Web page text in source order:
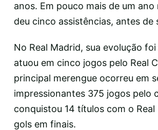
anos. Em pouco mais de um
deu cinco assistências, antes
No Real Madrid, sua evolução
atuou em cinco jogos pelo Real
principal merengue ocorreu em
impressionantes 375 jogos pelo
conquistou 14 títulos com o
gols em finais.